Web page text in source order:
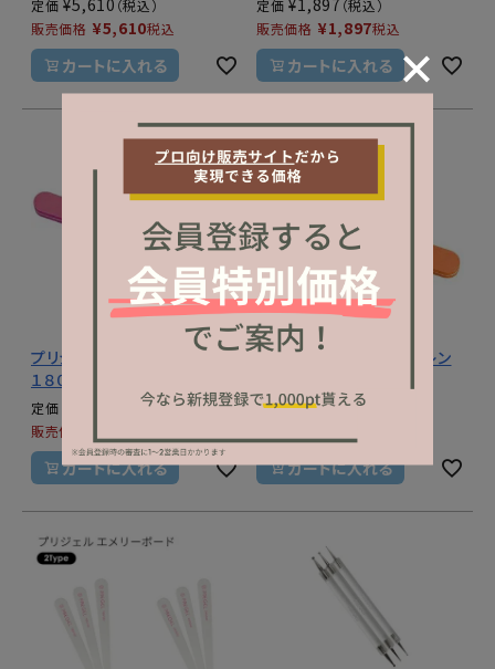
定価
販売価格 ¥5,610税込
カートに入れる
定価
販売価格 ¥1,897税込
カートに入れる
プリジェル バッファー ピンク
１８０／２４０Ｇ
定価
販売価格
カートに入れる
プリジェル バッファー オレン
定価 ¥275
カートに入れる